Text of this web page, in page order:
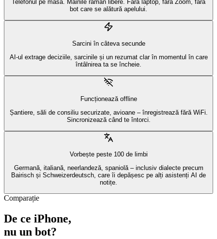
Telefonul pe masă. Mâinile rămân libere. Fără laptop, fără Zoom, fără
bot care se alătură apelului.
Sarcini în câteva secunde
AI-ul extrage deciziile, sarcinile și un rezumat clar în momentul în care
întâlnirea ta se încheie.
Funcționează offline
Șantiere, săli de consiliu securizate, avioane – înregistrează fără WiFi.
Sincronizează când te întorci.
Vorbește peste 100 de limbi
Germană, italiană, neerlandeză, spaniolă – inclusiv dialecte precum
Bairisch și Schweizerdeutsch, care îi depășesc pe alți asistenți AI de
notițe.
Comparație
De ce iPhone,
nu un bot?